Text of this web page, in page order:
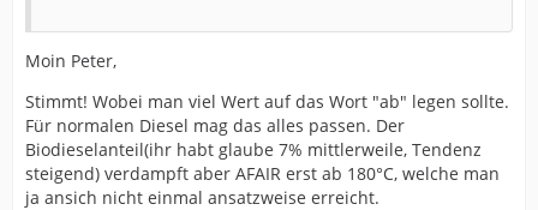
Moin Peter,
Stimmt! Wobei man viel Wert auf das Wort "ab" legen sollte.
Für normalen Diesel mag das alles passen. Der
Biodieselanteil(ihr habt glaube 7% mittlerweile, Tendenz
steigend) verdampft aber AFAIR erst ab 180°C, welche man
ja ansich nicht einmal ansatzweise erreicht.